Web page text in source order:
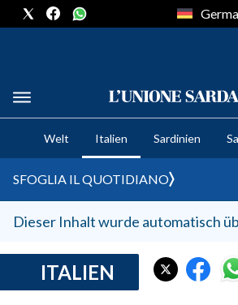
CRONACA SARDEGNA
CAGLIARI
SULCIS IGLESIENTE
MEDIO CAMPIDANO
SASSARI E PROVINCIA
GALLURA
Welt Italien Sardinien
SFOGLIA IL QUOTIDIANO
Dieser Inhalt wurde automatisch
ITALIEN